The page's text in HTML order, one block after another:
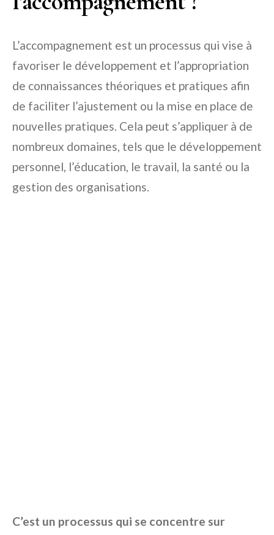
L’accompagnement est un processus qui vise à
favoriser le développement et l’appropriation
de connaissances théoriques et pratiques afin
de faciliter l’ajustement ou la mise en place de
nouvelles pratiques. Cela peut s’appliquer à de
nombreux domaines, tels que le développement
personnel, l’éducation, le travail, la santé ou la
gestion des organisations.
C’est un processus qui se concentre sur